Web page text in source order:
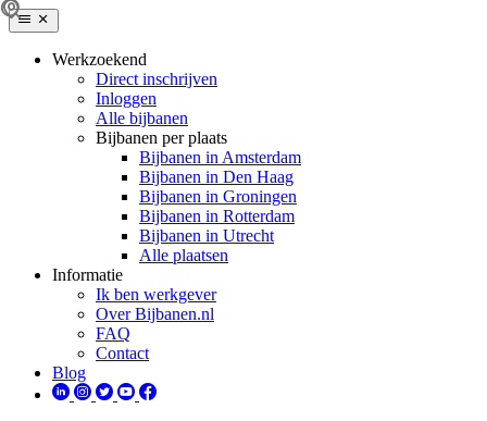
Werkzoekend
Direct inschrijven
Inloggen
Alle bijbanen
Bijbanen per plaats
Bijbanen in Amsterdam
Bijbanen in Den Haag
Bijbanen in Groningen
Bijbanen in Rotterdam
Bijbanen in Utrecht
Alle plaatsen
Informatie
Ik ben werkgever
Over Bijbanen.nl
FAQ
Contact
Blog